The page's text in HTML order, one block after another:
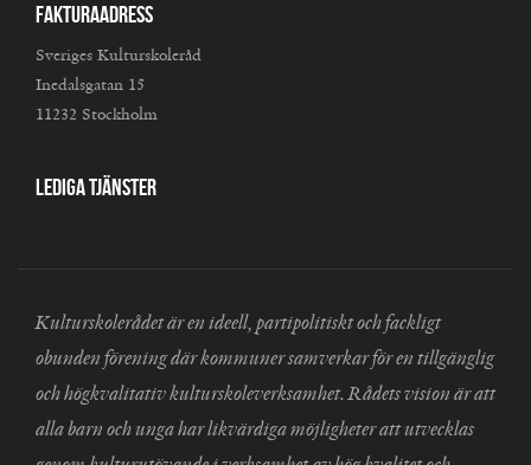
Fakturaadress
Sveriges Kulturskoleråd
Inedalsgatan 15
11232 Stockholm
Lediga tjänster
Kulturskolerådet är en ideell, partipolitiskt och fackligt
obunden förening där kommuner samverkar för en tillgänglig
och högkvalitativ kulturskoleverksamhet. Rådets vision är att
alla barn och unga har likvärdiga möjligheter att utvecklas